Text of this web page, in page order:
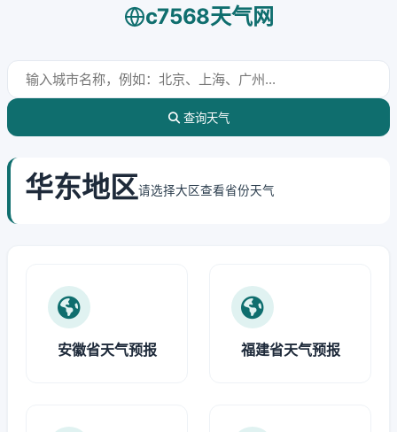
c7568天气网
查询天气
华东地区请选择大区查看省份天气
安徽省天气预报 福建省天气预报